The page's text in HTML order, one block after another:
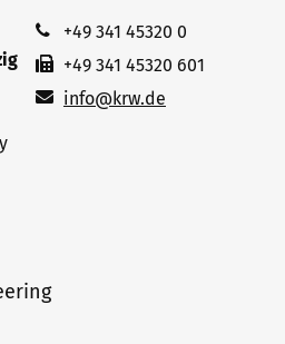
+49 341 45320 0
+49 341 45320 601
info@krw.de